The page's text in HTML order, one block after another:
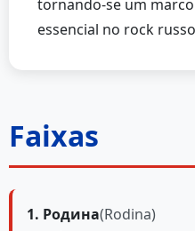
tornando-se um
essencial no rock
Faixas
1. Родина(Rodina)